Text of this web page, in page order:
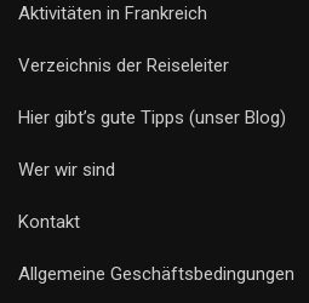
Aktivitäten in Frankreich
Verzeichnis der Reiseleiter
Hier gibt’s gute Tipps (unser Blog)
Wer wir sind
Kontakt
Allgemeine Geschäftsbedingungen